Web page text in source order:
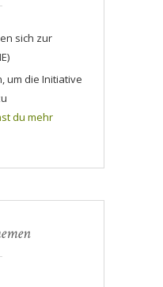
sich zur
um die Initiative
du mehr